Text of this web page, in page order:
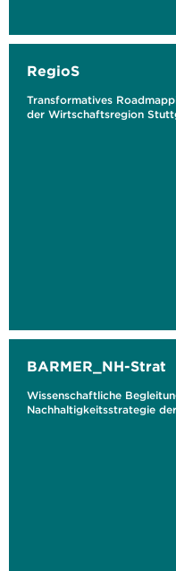
RegioS
Transformatives
der Wirtschaftsregion
BARMER_NH-Strat
Wissenschaftliche
Nachhaltigkeitsstrategie